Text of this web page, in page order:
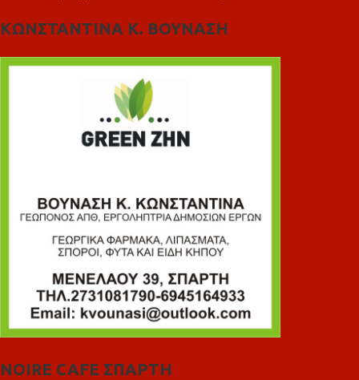
ΚΩΝΣΤΑΝΤΙΝΑ Κ. ΒΟΥΝΑΣΗ
NOIRE CAFE ΣΠΑΡΤΗ